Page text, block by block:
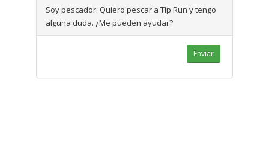
Soy pescador. Quiero pescar a Tip Run y tengo
alguna duda. ¿Me pueden ayudar?
Enviar